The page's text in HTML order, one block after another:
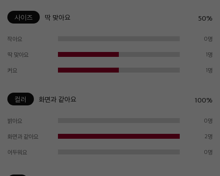
사이즈 딱 맞아요 50%
작아요 0명
딱 맞아요 1명
커요 1명
컬러 화면과 같아요 100%
밝아요 0명
화면과 같아요 2명
어두워요 0명